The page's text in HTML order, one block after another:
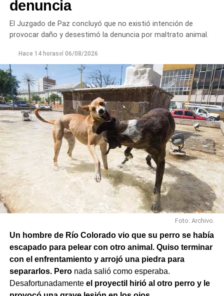
denuncia
El Juzgado de Paz concluyó que no existió intención de
provocar daño y desestimó la denuncia por maltrato animal.
Hace 14 horasel 06/08/2026
Foto: Archivo.
Un hombre de Río Colorado vio que su perro se había
escapado para pelear con otro animal. Quiso terminar
con el enfrentamiento y arrojó una piedra para
separarlos. Peronada salió como esperaba.
Desafortunadamente el proyectil hirió al otro perro y le